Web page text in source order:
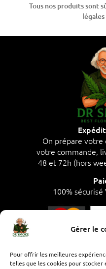
Gérer le
Pour offrir les meilleures
telles que les cookies pour
Tous nos produits sont
légales
On prépare votre
votre commande,
48 et 72h (hors
100%
SAV à votre